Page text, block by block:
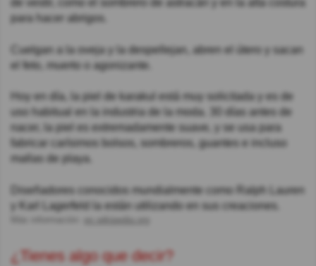
de vestir, como el sombrero de astracán y en la alta costura
para hacer abrigos.
Cuelgan a la oveja y la despellejan, abren el útero y sacan
el feto, muerto o agonizante.
Hoy en día, la piel de karakul está muy solicitada y es de
uso habitual en la industria de la moda. 30 días antes de
nacer, la piel es extremadamente suave, y se usa para
fabricar carísimos bolsos, sombreros, guantes e incluso
mallas de playa.
Diseñadores conocidos mundialmente como Ralph Lauren
y Karl Lagerfeld la están utilizando en sus creaciones.
es.wikipedia.org
¿Tienes algo que decir?